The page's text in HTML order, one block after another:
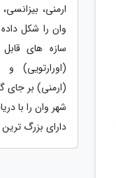
ارمنی،
وان را شکل
سازه های
(ارمنی) بر جای
شهر وان را با
دارای بزرگ